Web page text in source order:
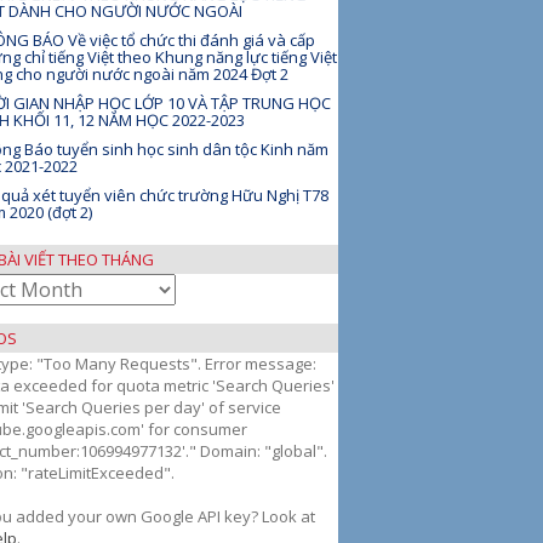
DÀNH CHO NGƯỜI NƯỚC NGOÀI
BÁO Về việc tổ chức thi đánh giá và cấp
chỉ tiếng Việt theo Khung năng lực tiếng Việt
cho người nước ngoài năm 2024 Đợt 2
GIAN NHẬP HỌC LỚP 10 VÀ TẬP TRUNG HỌC
KHỐI 11, 12 NĂM HỌC 2022-2023
Báo tuyển sinh học sinh dân tộc Kinh năm
2022
xét tuyển viên chức trường Hữu Nghị T78
2020 (đợt 2)
VIẾT THEO THÁNG
"Too Many Requests". Error message:
exceeded for quota metric 'Search Queries'
'Search Queries per day' of service
for consumer
Domain: "global".
"rateLimitExceeded".
added your own Google API key? Look at
.